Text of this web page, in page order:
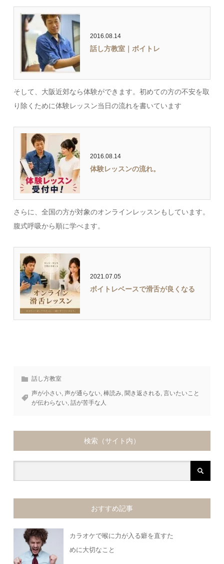
2016.08.14
話し方教室｜ボイトレ
そして、大阪近郊なら体験ができます。初めての方の不安を取
り除くために体験レッスン当日の流れを書いています
2016.08.14
体験レッスンの流れ。
さらに、全国の方が対象のオンラインレッスンもしています。
腹式呼吸から順に学べます。
2021.07.05
ボイトレベースで滑舌が良くなる
話し方教室
声が小さい,声が通らない,棒読み, 聞き返される,言いたいこと
が伝わらない,話が苦手な人
検索（サイト内）
おすすめ記事
カラオケで喉に力が入る癖を直すた
めに大切なこと